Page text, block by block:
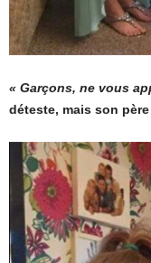
« Garçons, ne vous
déteste, mais son